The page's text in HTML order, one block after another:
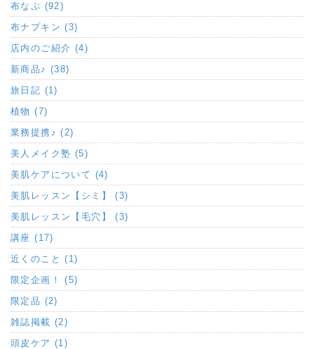
布なぷ (92)
布ナプキン (3)
店内のご紹介 (4)
新商品♪ (38)
旅日記 (1)
植物 (7)
業務提携♪ (2)
美人メイク塾 (5)
美肌ケアについて (4)
美肌レッスン【シミ】 (3)
美肌レッスン【毛穴】 (3)
講座 (17)
近くのこと (1)
限定企画！ (5)
限定品 (2)
雑誌掲載 (2)
頭皮ケア (1)